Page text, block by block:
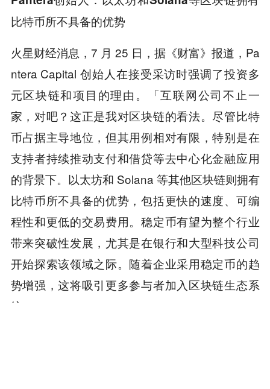
比特币所不具备的优势
火星财经消息，7 月 25 日，据《财富》报道，Pa
ntera Capital 创始人在接受采访时强调了投资多
元区块链和项目的理由。「互联网公司不止一
家，对吧？这正是我对区块链的看法。尽管比特
币占据主导地位，但其用例相对有限，特别是在
支持者持续推动支付和借贷等去中心化金融应用
的背景下。以太坊和 Solana 等其他区块链则拥有
比特币所不具备的优势，包括更快的速度、可编
程性和更低的交易费用。稳定币有望为整个行业
带来突破性发展，尤其是在银行和大型科技公司
开始探索该领域之际。随着企业采用稳定币的趋
势增强，这将吸引更多参与者加入区块链生态系
统。」